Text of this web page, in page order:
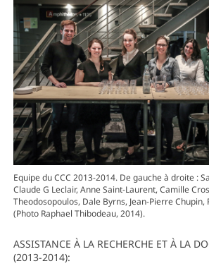
Equipe du CCC 2013-2014. De gauche à droite :
Claude G Leclair, Anne Saint-Laurent, Camille
Theodosopoulos, Dale Byrns, Jean-Pierre Chupin,
(Photo Raphael Thibodeau, 2014).
ASSISTANCE À LA RECHERCHE ET À LA
(2013-2014):